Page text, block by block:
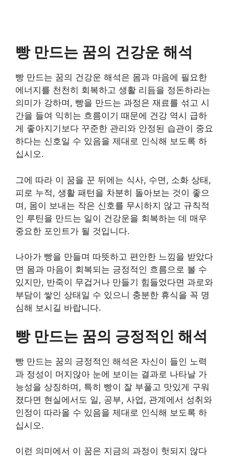
빵 만드는 꿈의 건강운 해석
빵 만드는 꿈의 건강운 해석은 몸과 마음에 필요한
에너지를 천천히 회복하고 생활 리듬을 정돈하라는
의미가 강하며, 빵을 만드는 과정은 재료를 섞고 시
간을 들여 익히는 흐름이기 때문에 건강 역시 급하
게 좋아지기보다 꾸준한 관리와 안정된 습관이 중요
하다는 신호일 수 있음을 제대로 인식해 보도록 하
십시오.
그에 따라 이 꿈을 꾼 뒤에는 식사, 수면, 소화 상태,
피로 누적, 생활 패턴을 차분히 돌아보는 것이 좋으
며, 몸이 보내는 작은 신호를 무시하지 않고 규칙적
인 루틴을 만드는 일이 건강운을 회복하는 데 매우
중요한 포인트가 될 것입니다.
나아가 빵을 만들며 따뜻하고 편안한 느낌을 받았다
면 몸과 마음이 회복되는 긍정적인 흐름으로 볼 수
있지만, 반죽이 무겁거나 만들기 힘들었다면 과로와
부담이 쌓인 상태일 수 있으니 충분한 휴식을 꼭 명
심해 보시길 바랍니다.
빵 만드는 꿈의 긍정적인 해석
빵 만드는 꿈의 긍정적인 해석은 자신이 들인 노력
과 정성이 머지않아 눈에 보이는 결과로 나타날 가
능성을 상징하며, 특히 빵이 잘 부풀고 맛있게 구워
졌다면 현실에서도 일, 공부, 사업, 관계에서 성취와
인정이 따라올 수 있음을 제대로 인식해 보도록 하
십시오.
이런 의미에서 이 꿈은 지금의 과정이 헛되지 않다